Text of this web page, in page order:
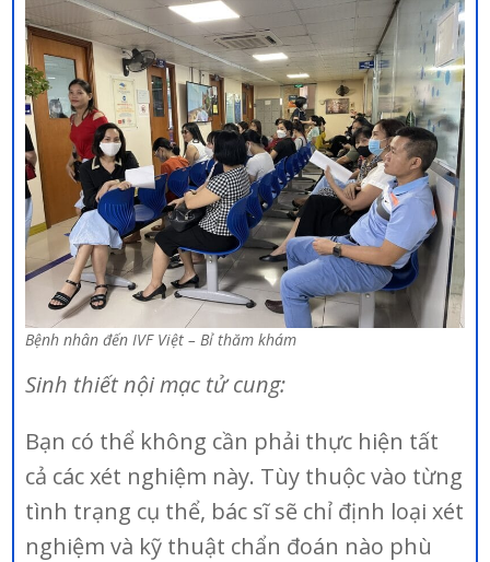
Bệnh nhân đến IVF Việt – Bỉ thăm khám
Sinh thiết nội mạc tử cung:
Bạn có thể không cần phải thực hiện tất
cả các xét nghiệm này. Tùy thuộc vào từng
tình trạng cụ thể, bác sĩ sẽ chỉ định loại xét
nghiệm và kỹ thuật chẩn đoán nào phù